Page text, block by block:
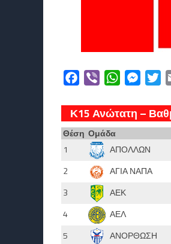
Facebook
Viber WhatsApp
Κ15 Ανώτατη –
Θέση Ομάδα
1
ΑΠΟΛΛΩΝ
2
ΑΓΙΑ ΝΑΠΑ
3
ΑΕΚ
4
ΑΕΛ
5
ΑΝΟΡΘΩΣΗ